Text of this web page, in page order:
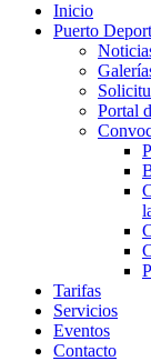
Inicio
Puerto
Portal
Tarifas
Servicios
Eventos
Contacto